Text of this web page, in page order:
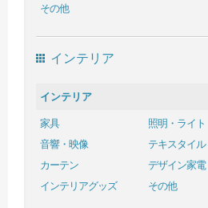
その他
インテリア
インテリア
家具
照明・ライト
音響・映像
テキスタイル
カーテン
デザイン家電
インテリアグッズ
その他